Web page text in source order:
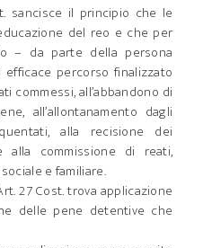
sancisce il principio che le
del reo e che per
– da parte della persona
percorso finalizzato
commessi, all’abbandono di
all’allontanamento dagli
alla recisione dei
alla commissione di reati,
e familiare.
27 Cost. trova applicazione
delle pene detentive che